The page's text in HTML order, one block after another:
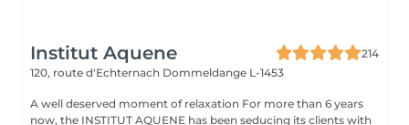
Institut Aquene
214
120, route d'Echternach Dommeldange L-1453
A well deserved moment of relaxation For more than 6 years
now, the INSTITUT AQUENE has been seducing its clients with